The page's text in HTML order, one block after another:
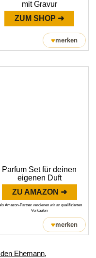
mit Gravur
ZUM SHOP ➜
♥merken
Parfum Set für deinen
eigenen Duft
ZU AMAZON ➜
Amazon-Partner verdienen wir an qualifizierten
Verkäufen
♥merken
Ehemann,